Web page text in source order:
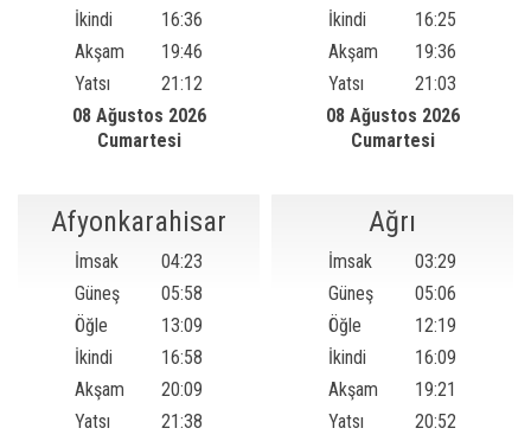
İkindi
16:36
Akşam
19:46
Yatsı
21:12
08 Ağustos 2026
Cumartesi
İkindi
16:25
Akşam
19:36
Yatsı
21:03
08 Ağustos 2026
Cumartesi
Afyonkarahisar
İmsak
04:23
Güneş
05:58
Öğle
13:09
İkindi
16:58
Akşam
20:09
Yatsı
21:38
Ağrı
İmsak
03:29
Güneş
05:06
Öğle
12:19
İkindi
16:09
Akşam
19:21
Yatsı
20:52